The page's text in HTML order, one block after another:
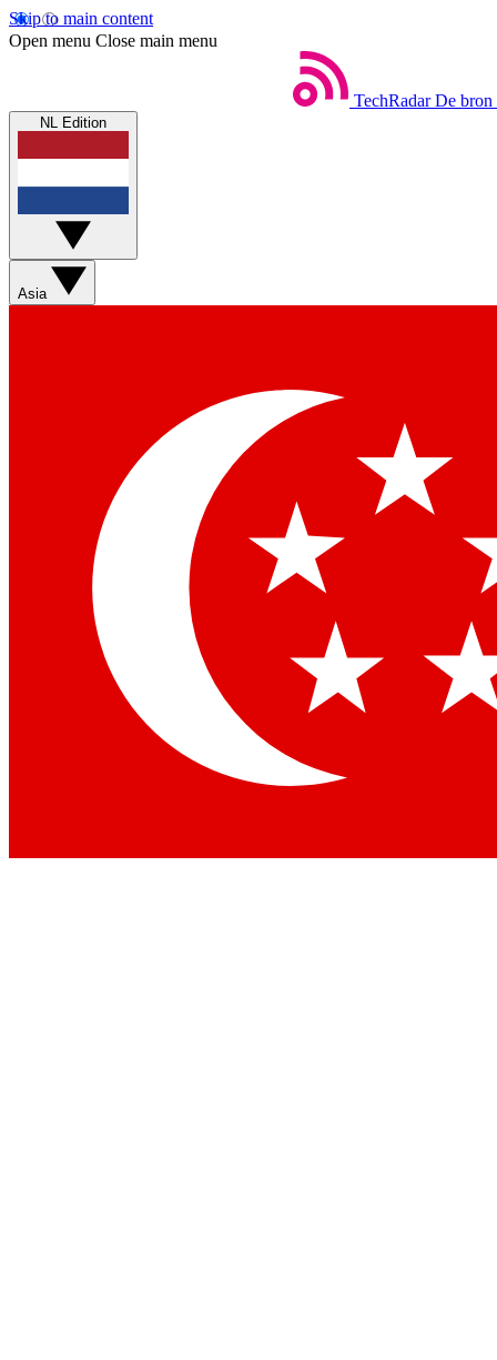
Skip to main content
Open menu Close main menu
TechRadar De bron
NL Edition
Asia